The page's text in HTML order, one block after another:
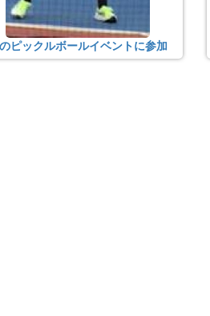
ピックルボールイベントに参加